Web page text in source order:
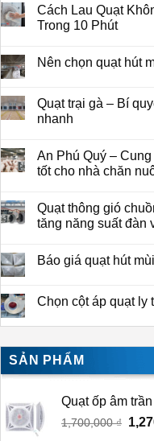
Cách Lau Quạt
Trong 10 Phút
Nên chọn quạt hút
Quạt trại gà – Bí
nhanh
An Phú Quý –
tốt cho nhà chăn
Quạt thông gió
tăng năng suất đàn
Báo giá quạt hút
Chọn cột áp quạt ly
SẢN PHẨM
Quạt ốp âm
1,700,000₫ Giá